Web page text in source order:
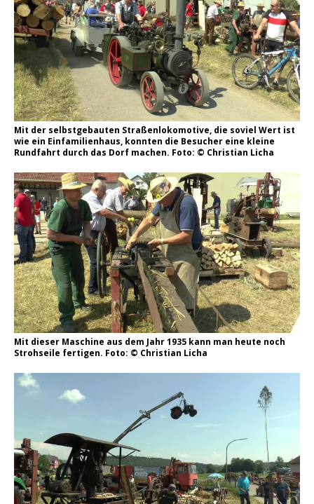
Mit der selbstgebauten Straßenlokomotive, die soviel Wert ist
wie ein Einfamilienhaus, konnten die Besucher eine kleine
Rundfahrt durch das Dorf machen. Foto: © Christian Licha
Mit dieser Maschine aus dem Jahr 1935 kann man heute noch
Strohseile fertigen. Foto: © Christian Licha